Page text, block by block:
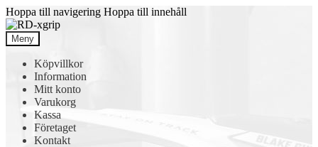
Hoppa till navigering Hoppa till innehåll
Meny
Köpvillkor
Information
Mitt konto
Varukorg
Kassa
Företaget
Kontakt